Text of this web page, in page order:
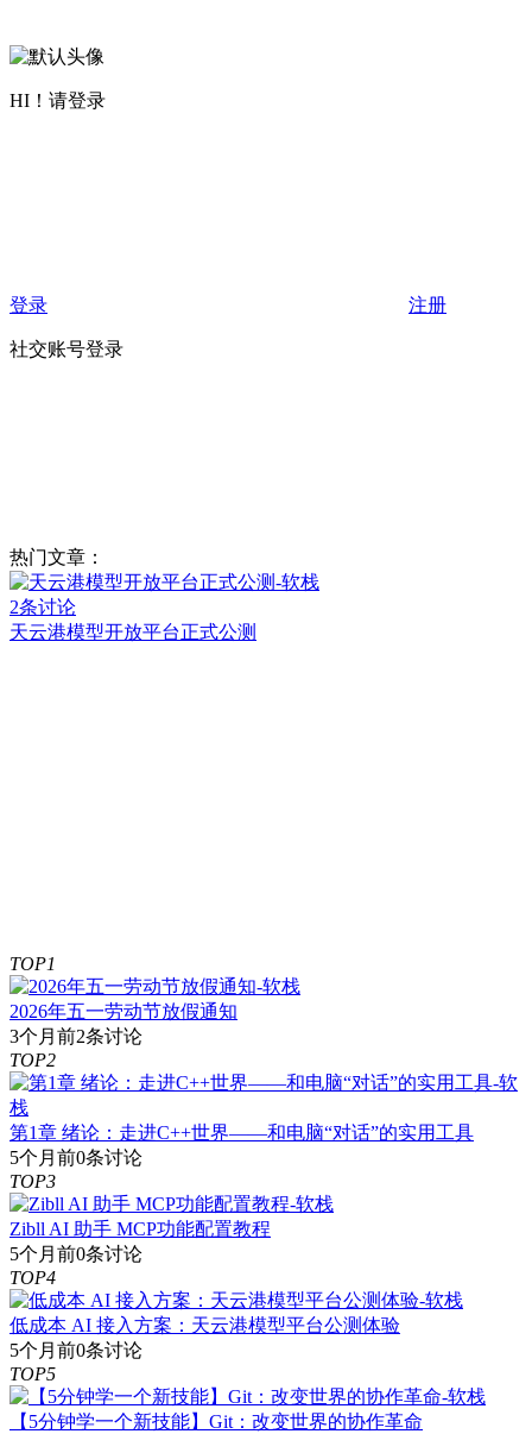
HI！请登录
登录 注册
社交账号登录
热门文章：
2条讨论
天云港模型开放平台正式公测
TOP1
2026年五一劳动节放假通知
3个月前2条讨论
TOP2
第1章 绪论：走进C++世界——和电脑“对话”的实用工具
5个月前0条讨论
TOP3
Zibll AI 助手 MCP功能配置教程
5个月前0条讨论
TOP4
低成本 AI 接入方案：天云港模型平台公测体验
5个月前0条讨论
TOP5
【5分钟学一个新技能】Git：改变世界的协作革命